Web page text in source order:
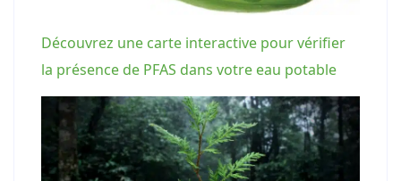
Découvrez une carte interactive pour vérifier
la présence de PFAS dans votre eau potable